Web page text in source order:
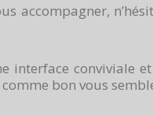
accompagner,
interface
bon vous